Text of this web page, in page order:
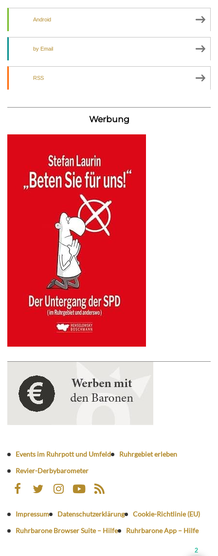
Android
by Email
RSS
Werbung
Events im Ruhrpott und Umfeld
Ruhrgebiet erleben
Revier-Derbybarometer
Impressum Datenschutzerklärung
Cookie-Richtlinie (EU)
Ruhrbarone Browser Suite – Hilfe
Ruhrbarone App – Hilfe
2